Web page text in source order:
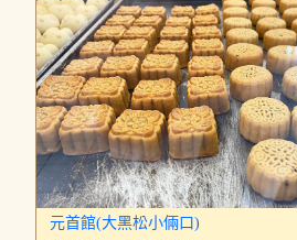
元首館(大黑松小倆口)